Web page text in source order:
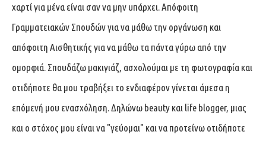
χαρτί για μένα είναι σαν να μην υπάρχει. Απόφοιτη
Γραμματειακών Σπουδών για να μάθω την οργάνωση και
απόφοιτη Αισθητικής για να μάθω τα πάντα γύρω από την
ομορφιά. Σπουδάζω μακιγιάζ, ασχολούμαι με τη φωτογραφία και
οτιδήποτε θα μου τραβήξει το ενδιαφέρον γίνεται άμεσα η
επόμενή μου ενασχόληση. Δηλώνω beauty και life blogger, μιας
και ο στόχος μου είναι να "γεύομαι" και να προτείνω οτιδήποτε